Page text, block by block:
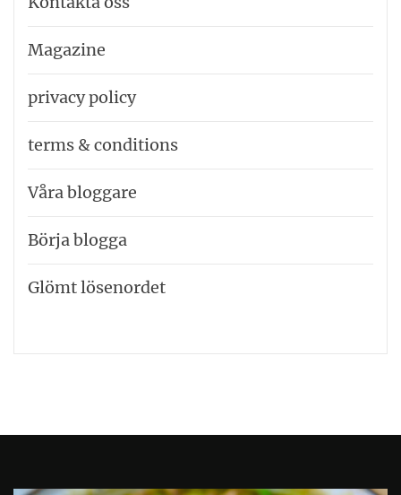
Magazine
privacy policy
terms & conditions
Våra bloggare
Börja blogga
Glömt lösenordet